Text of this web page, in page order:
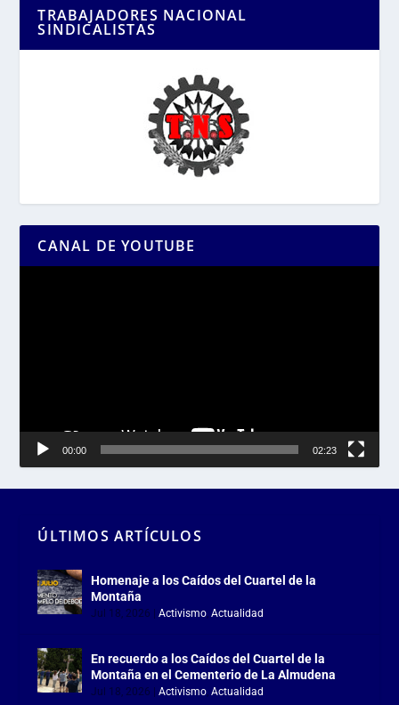
TRABAJADORES NACIONAL
SINDICALISTAS
CANAL DE YOUTUBE
00:00 02:23
ÚLTIMOS ARTÍCULOS
Homenaje a los Caídos del Cuartel de la
Montaña
Jul 18, 2026 |Activismo,Actualidad
En recuerdo a los Caídos del Cuartel de la
Montaña en el Cementerio de La Almudena
Jul 18, 2026 |Activismo,Actualidad